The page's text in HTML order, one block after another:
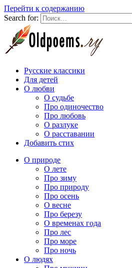
Перейти к содержанию
Search for:
Русские классики
Для детей
О любви
О судьбе
Про одиночество
Про любовь
О разлуке
О расставании
Добавить стих
О природе
О лете
Про зиму
Про природу
Про осень
О весне
Про березу
О временах года
Про лес
Про море
Про ночь
О людях